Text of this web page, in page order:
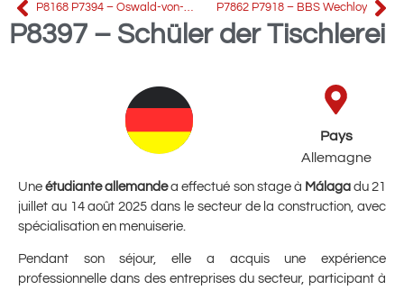
P8168 P7394 – Oswald-von-Nell-Breuning-Berufskolleg P7862 P7918 – BBS Wechloy
P8397 – Schüler der Tischlerei
Uneétudiante allemandea effectué son stage à Málagadu 21
juillet au 14 août 2025 dans le secteur de la construction, avec
spécialisation en menuiserie.
Pendant son séjour, elle a acquis une expérience
professionnelle dans des entreprises du secteur, participant à
Pays
Allemagne